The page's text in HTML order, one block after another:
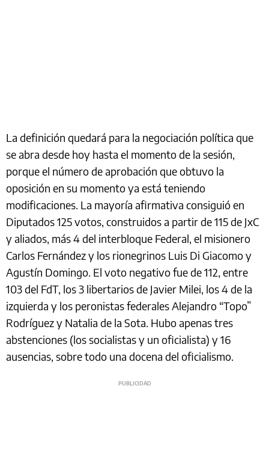
La definición quedará para la negociación política que
se abra desde hoy hasta el momento de la sesión,
porque el número de aprobación que obtuvo la
oposición en su momento ya está teniendo
modificaciones. La mayoría afirmativa consiguió en
Diputados 125 votos, construidos a partir de 115 de JxC
y aliados, más 4 del interbloque Federal, el misionero
Carlos Fernández y los rionegrinos Luis Di Giacomo y
Agustín Domingo. El voto negativo fue de 112, entre
103 del FdT, los 3 libertarios de Javier Milei, los 4 de la
izquierda y los peronistas federales Alejandro “Topo”
Rodríguez y Natalia de la Sota. Hubo apenas tres
abstenciones (los socialistas y un oficialista) y 16
ausencias, sobre todo una docena del oficialismo.